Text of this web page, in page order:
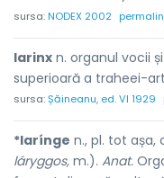
sursa:NODEX 2002
larinx n. organul vocii
superioară a traheei-
sursa:Șăineanu, ed. VI 1929
*larínge n., pl. tot așa,
láryggos, m.). Anat.